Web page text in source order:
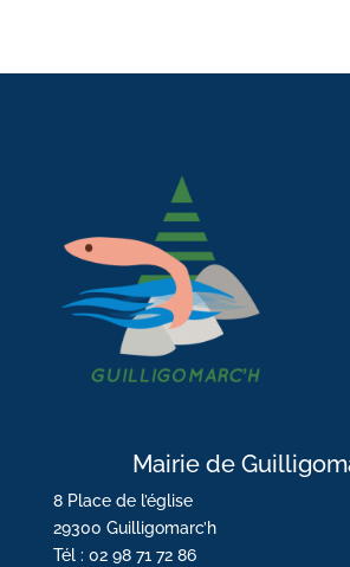
Mairie de
8 Place de l’église
29300 Guilligomarc’h
Tél : 02 98 71 72 86